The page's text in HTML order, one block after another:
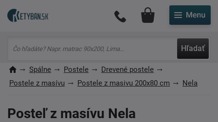
Hľadať
Môj účet
Spálne Postele
Drevené postele
Postele z masívu
Postele z masivu 200x80 cm Nela
Posteľ z masívu Nela